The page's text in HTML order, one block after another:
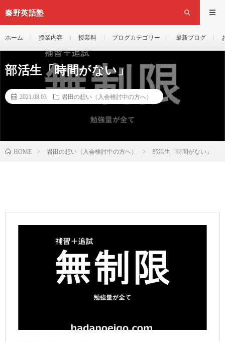
秦野英語塾
ホーム 授業内容 授業料 ブログカテゴリー 最新ブログ
部活生「時間がない」
2021.08.03 岩田の想い（入会検討中の方へ）
HOME 岩田の想い（入会検討中の方へ） 部活生「時間がない」